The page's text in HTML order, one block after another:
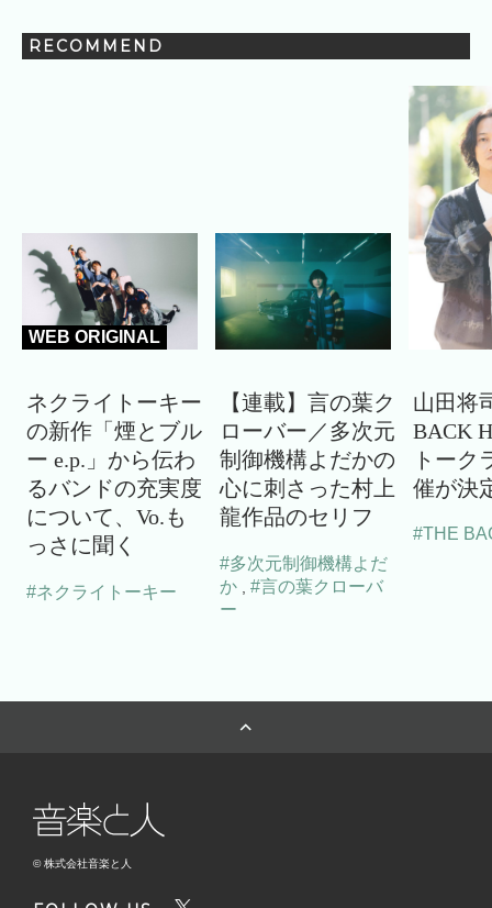
RECOMMEND
WEB ORIGINAL
ネクライトーキー
の新作「煙とブル
ー e.p.」から伝わ
るバンドの充実度
について、Vo.も
っさに聞く
#ネクライトーキー
【連載】言の葉ク
ローバー／多次元
制御機構よだかの
心に刺さった村上
龍作品のセリフ
#多次元制御機構よだ
か , #言の葉クローバ
ー
山田将
BACK
トーク
催が決
#THE
© 株式会社音楽と人